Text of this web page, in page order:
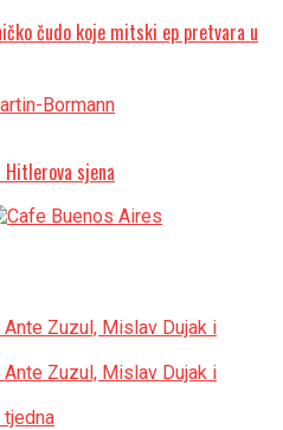
čudo koje mitski ep pretvara u
sjena